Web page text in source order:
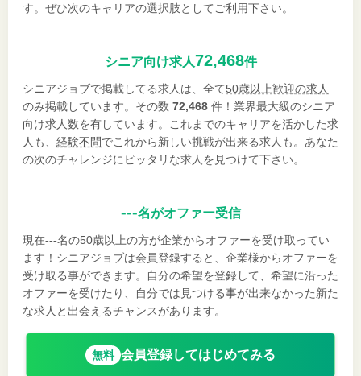
す。ぜひ次のキャリアの選択肢としてご利用下さい。
シニア向け求人72,468件
シニアジョブで掲載してる求人は、全て50歳以上歓迎の求人
のみ掲載しています。その数 72,468 件！業界最大級のシニア
向け求人数を有しています。これまでのキャリアを活かした求
人も、 経験不問でこれから新しい挑戦が出来る求人も。あなた
の次のチャレンジにピッタリな求人を見つけて下さい。
---名がオファー受信
現在---名の50歳以上の方が企業からオファーを受け取ってい
ます！シニアジョブは会員登録すると、企業様からオファーを
受け取る事ができます。自分の希望を登録して、希望に沿った
オファーを受けたり、自分では見つける事が出来なかった新た
な求人と出会えるチャンスがあります。
無料 会員登録してはじめてみる